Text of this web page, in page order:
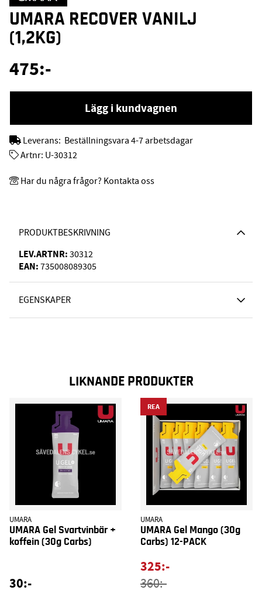
PRODUKTBESKRIVNING
LEV.ARTNR: 30312
EAN: 735008089305
EGENSKAPER
UMARA RECOVER VANILJ
(1,2KG)
475:-
Lägg i kundvagnen
Leverans: Beställningsvara 4-7 arbetsdagar
Artnr: U-30312
Har du några frågor? Kontakta oss
LIKNANDE PRODUKTER
UMARA
UMARA Gel Svartvinbär +
koffein (30g Carbs)
30:-
REA
UMARA
UMARA Gel Mango (30g
Carbs) 12-PACK
325:-
360:-